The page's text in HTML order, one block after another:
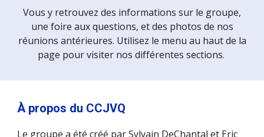
Vous y retrouvez des informations sur le groupe,
une foire aux questions, et des photos de nos
réunions antérieures. Utilisez le menu au haut de la
page pour visiter nos différentes sections.
À propos du CCJVQ
Le groupe a été créé par Sylvain DeChantal et Eric